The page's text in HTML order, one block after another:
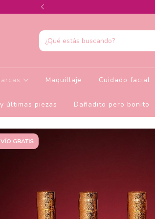
Maquillaje Cuidado facial
últimas piezas Dañadito pero bonito
GRATIS